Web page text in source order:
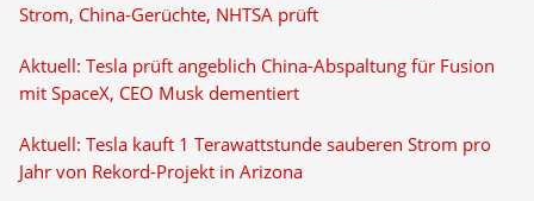
Strom, China-Gerüchte, NHTSA prüft
Aktuell: Tesla prüft angeblich China-Abspaltung für Fusion
mit SpaceX, CEO Musk dementiert
Aktuell: Tesla kauft 1 Terawattstunde sauberen Strom pro
Jahr von Rekord-Projekt in Arizona